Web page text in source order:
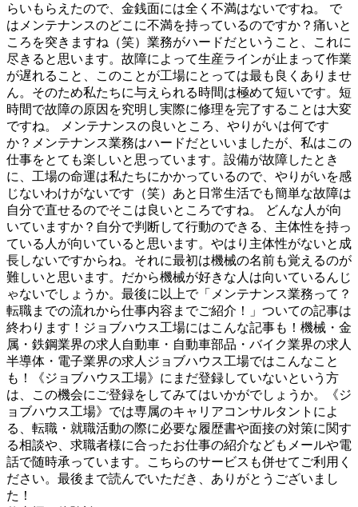
らいもらえたので、金銭面には全く不満はないですね。 で
はメンテナンスのどこに不満を持っているのですか？痛いと
ころを突きますね（笑）業務がハードだということ、これに
尽きると思います。故障によって生産ラインが止まって作業
が遅れること、このことが工場にとっては最も良くありませ
ん。そのため私たちに与えられる時間は極めて短いです。短
時間で故障の原因を究明し実際に修理を完了することは大変
ですね。 メンテナンスの良いところ、やりがいは何です
か？メンテナンス業務はハードだといいましたが、私はこの
仕事をとても楽しいと思っています。設備が故障したとき
に、工場の命運は私たちにかかっているので、やりがいを感
じないわけがないです（笑）あと日常生活でも簡単な故障は
自分で直せるのでそこは良いところですね。 どんな人が向
いていますか？自分で判断して行動のできる、主体性を持っ
ている人が向いていると思います。やはり主体性がないと成
長しないですからね。それに最初は機械の名前も覚えるのが
難しいと思います。だから機械が好きな人は向いているんじ
ゃないでしょうか。最後に以上で「メンテナンス業務って？
転職までの流れから仕事内容までご紹介！」ついての記事は
終わります！ジョブハウス工場にはこんな記事も！機械・金
属・鉄鋼業界の求人自動車・自動車部品・バイク業界の求人
半導体・電子業界の求人ジョブハウス工場ではこんなこと
も！《ジョブハウス工場》にまだ登録していないという方
は、この機会にご登録をしてみてはいかがでしょうか。《ジ
ョブハウス工場》では専属のキャリアコンサルタントによ
る、転職・就職活動の際に必要な履歴書や面接の対策に関す
る相談や、求職者様に合ったお仕事の紹介などもメールや電
話で随時承っています。こちらのサービスも併せてご利用く
ださい。最後まで読んでいただき、ありがとうございまし
た！